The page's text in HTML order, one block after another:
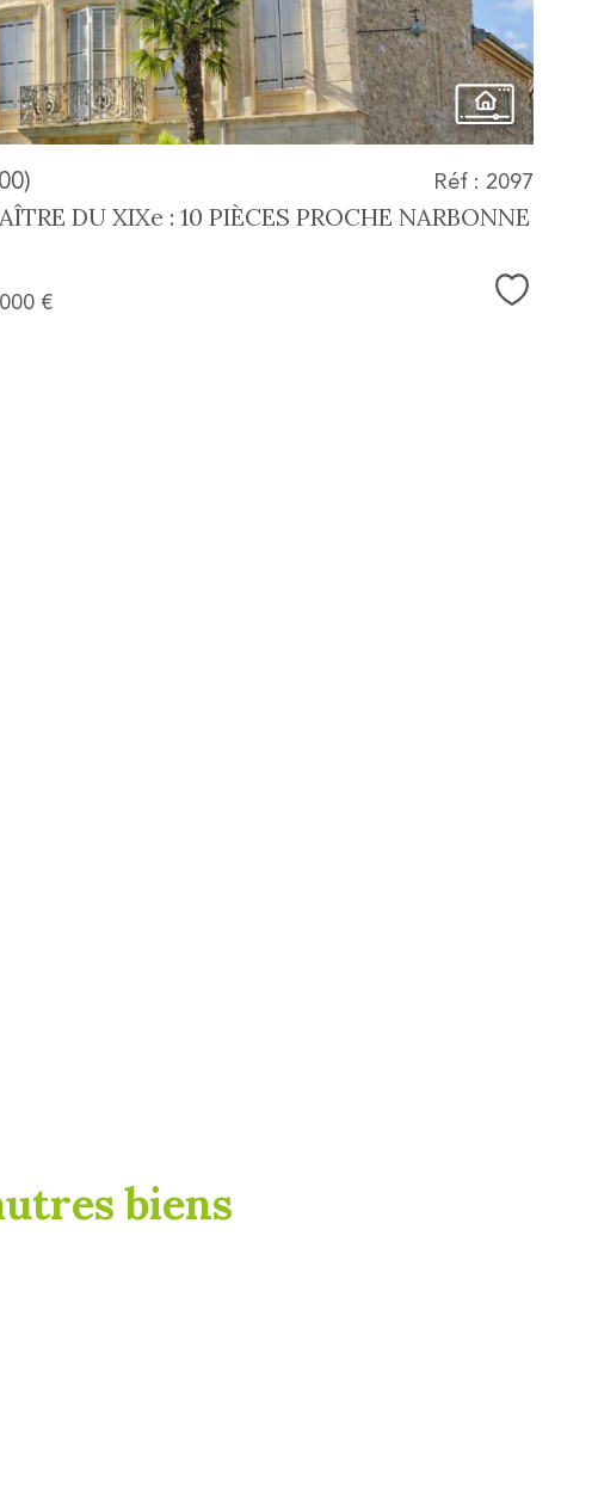
DU XIXe : 10 PIÈCES PROCHE NARBONNE
Réf : 2097
€
biens